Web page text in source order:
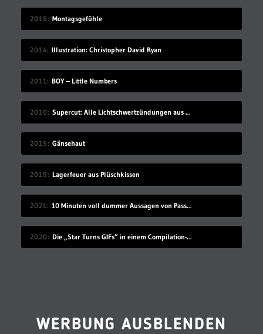
2018 Montagsgefühle
2014 Illustration: Christopher David Ryan
2011 BOY – Little Numbers
2010 Supercut: Alle Lichtschwertzündungen aus Star Wars
2015 Gänsehaut
2019 Lagerfeuer aus Plüschkissen
2021 10 Minuten voll dummer Aussagen von Passant*innen
2020 Die „Star Turns GIFs“ in einem Compilation-Video
WERBUNG AUSBLENDEN